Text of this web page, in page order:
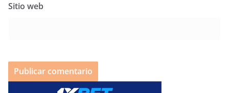
Sitio web